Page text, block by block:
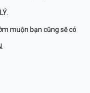
muộn bạn cũng sẽ có